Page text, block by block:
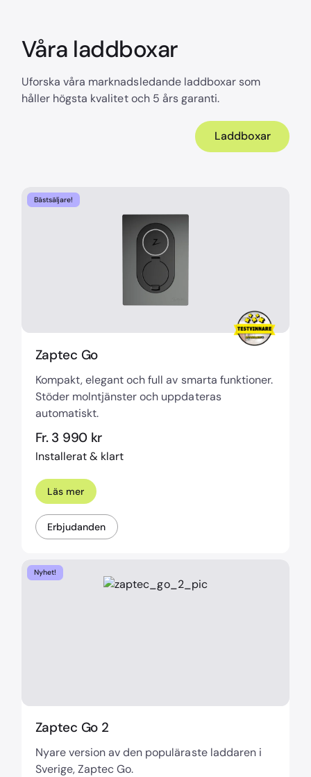
Våra laddboxar
Uforska våra marknadsledande laddboxar som
håller högsta kvalitet och 5 års garanti.
Laddboxar
Bästsäljare!
Zaptec Go
Kompakt, elegant och full av smarta funktioner.
Stöder molntjänster och uppdateras
automatiskt.
Fr. 3 990 kr
Installerat & klart
Läs mer
Erbjudanden
Nyhet!
Zaptec Go 2
Nyare version av den populäraste laddaren i
Sverige, Zaptec Go.